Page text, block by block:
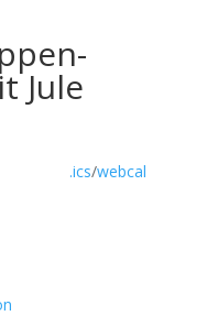
Jule
.ics/webcal